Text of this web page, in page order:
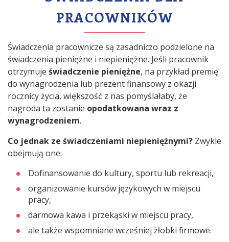
PRACOWNIKÓW
Świadczenia pracownicze są zasadniczo podzielone na
świadczenia pieniężne i niepieniężne. Jeśli pracownik
otrzymuje świadczenie pieniężne, na przykład premię
do wynagrodzenia lub prezent finansowy z okazji
rocznicy życia, większość z nas pomyślałaby, że
nagroda ta zostanie opodatkowana wraz z
wynagrodzeniem.
Co jednak ze świadczeniami niepieniężnymi? Zwykle
obejmują one:
Dofinansowanie do kultury, sportu lub rekreacji,
organizowanie kursów językowych w miejscu
pracy,
darmowa kawa i przekąski w miejscu pracy,
ale także wspomniane wcześniej żłobki firmowe.